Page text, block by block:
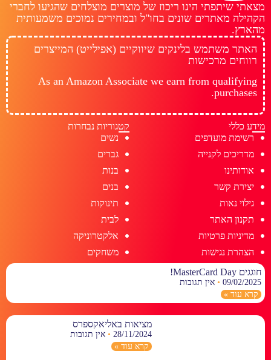
מצאתי שיתפתי הינו ריכוז של מוצרים מוצלחים שהגיעו לחברי
הקהילה מאתרים שונים בחו"ל ובמחירים נמוכים משמעותית
מהארץ.
האתר משתמש בלינקים שיווקיים (אפילייט) המייצרים
רווחים מרכישות
As an Amazon Associate we earn from qualifying
purchases.
מידע כללי
רשימת מועדפים
מדריכים לקנייה
אודותינו
יצירת קשר
גילוי נאות
תקנון האתר
מדיניות פרטיות
הצהרת נגישות
קטגוריות נבחרות
נשים
גברים
בנות
בנים
תינוקות
לבית
אלקטרוניקה
משחקים
חוגגים MasterCard Day!
09/02/2025
אין תגובות
קרא עוד »
מציאות באליאקספרס
28/11/2024 אין תגובות
קרא עוד »